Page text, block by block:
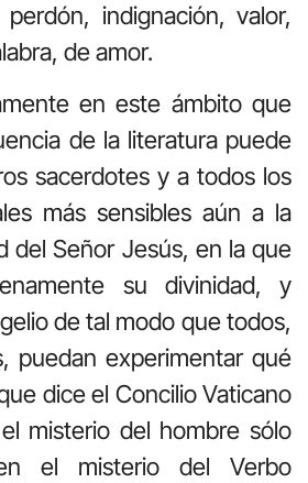
indignación, valor,
de amor.
en este ámbito que
de la literatura puede
sacerdotes y a todos los
más sensibles aún a la
del Señor Jesús, en la que
su divinidad, y
de tal modo que todos,
puedan experimentar qué
dice el Concilio Vaticano
misterio del hombre sólo
el misterio del Verbo